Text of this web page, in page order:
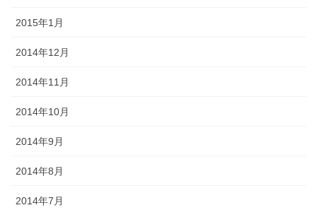
2015年1月
2014年12月
2014年11月
2014年10月
2014年9月
2014年8月
2014年7月